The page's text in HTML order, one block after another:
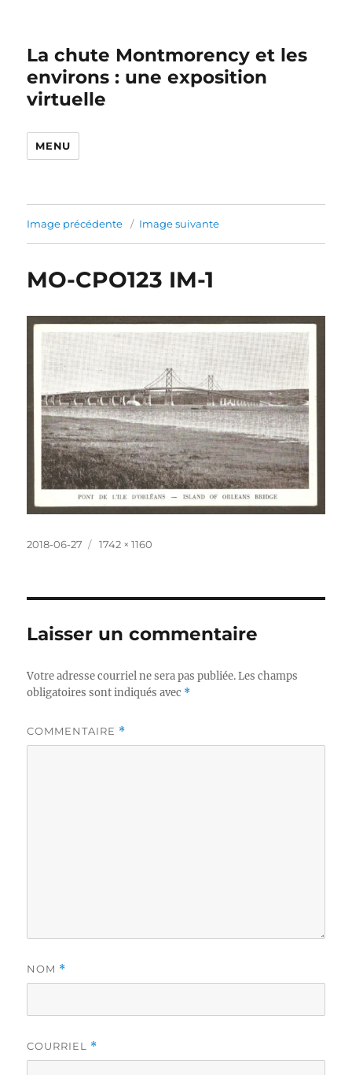
La chute Montmorency et les
environs : une exposition
virtuelle
MENU
Image précédente Image suivante
MO-CPO123 IM-1
Publié
2018-06-27
Taille
1742 × 1160
Laisser un commentaire
Votre adresse courriel ne sera pas publiée. Les champs
obligatoires sont indiqués avec *
COMMENTAIRE *
NOM *
COURRIEL *